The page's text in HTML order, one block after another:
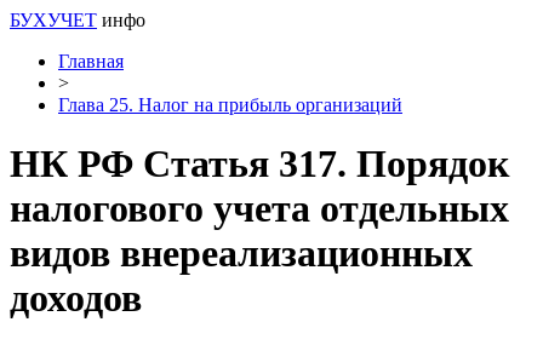
БУХУЧЕТ инфо
Главная
>
Глава 25. Налог на прибыль организаций
НК РФ Статья 317. Порядок
налогового учета отдельных
видов внереализационных
доходов